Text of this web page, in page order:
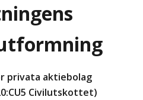
privata aktiebolag
Civilutskottet)